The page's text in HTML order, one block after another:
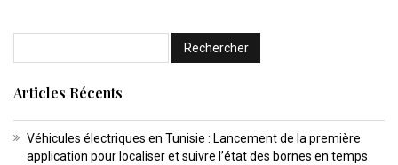
Articles Récents
Véhicules électriques en Tunisie : Lancement de la première
application pour localiser et suivre l’état des bornes en temps